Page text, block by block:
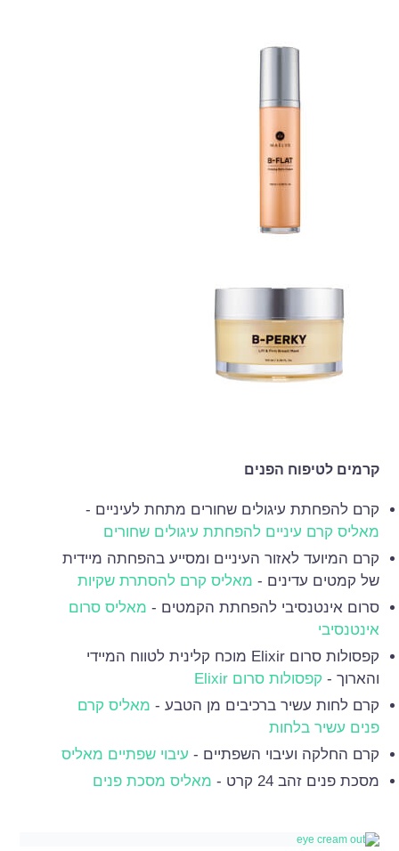
קרמים לטיפוח הפנים
קרם להפחתת עיגולים שחורים מתחת לעיניים -
מאליס קרם עיניים להפחתת עיגולים שחורים
קרם המיועד לאזור העיניים ומסייע בהפחתה מיידית
של קמטים עדינים - מאליס קרם להסתרת שקיות
סרום אינטנסיבי להפחתת הקמטים - מאליס סרום
אינטנסיבי
קפסולות סרום Elixir מוכח קלינית לטווח המיידי
והארוך - קפסולות סרום Elixir
קרם לחות עשיר ברכיבים מן הטבע - מאליס קרם
פנים עשיר בלחות
קרם החלקה ועיבוי השפתיים - עיבוי שפתיים מאליס
מסכת פנים זהב 24 קרט -
מאליס מסכת פנים